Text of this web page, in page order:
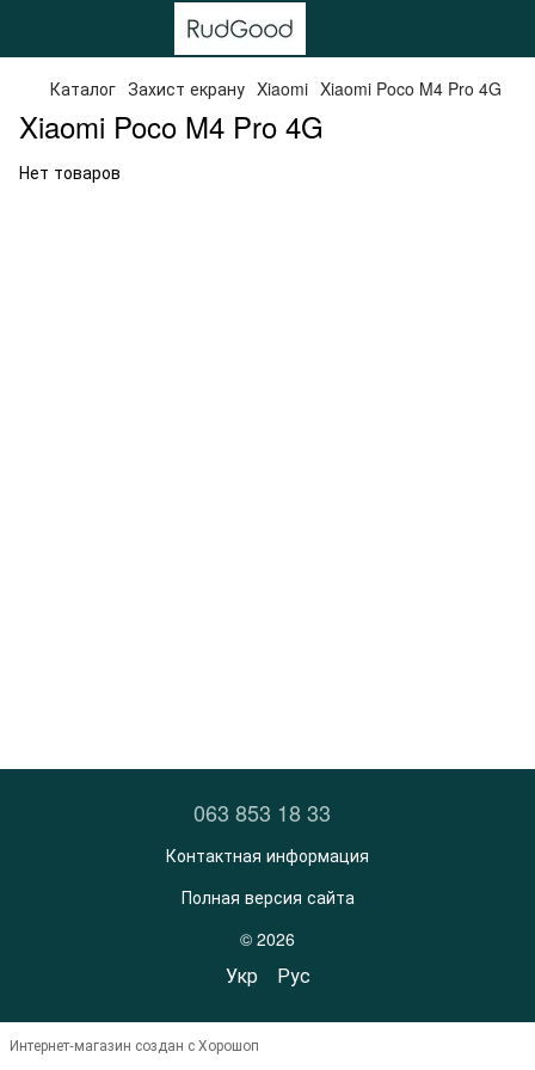
Каталог Захист екрану Xiaomi Xiaomi Poco M4 Pro 4G
Xiaomi Poco M4 Pro 4G
Нет товаров
063 853 18 33
Контактная информация
Полная версия сайта
© 2026
Укр Рус
Интернет-магазин создан с Хорошоп